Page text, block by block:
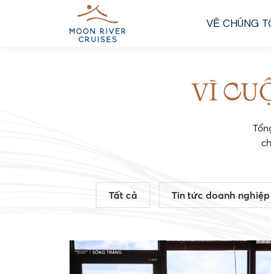
VỀ CHÚNG
VÌ
Tất cả Tin tức doanh nghiệp